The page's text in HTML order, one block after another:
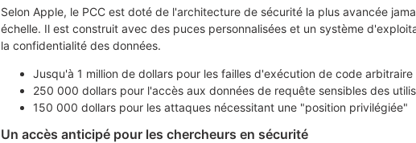
Selon Apple, le PCC est doté de l'architecture de sécurité la plus avancée
échelle. Il est construit avec des puces personnalisées et un système
la confidentialité des données.
Jusqu'à 1 million de dollars pour les failles d'exécution de code arbitraire
250 000 dollars pour l'accès aux données de requête sensibles des
150 000 dollars pour les attaques nécessitant une "position privilégiée"
Un accès anticipé pour les chercheurs en sécurité